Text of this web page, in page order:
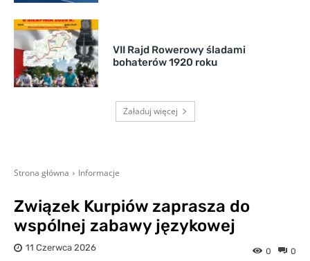
VII Rajd Rowerowy śladami
bohaterów 1920 roku
Załaduj więcej